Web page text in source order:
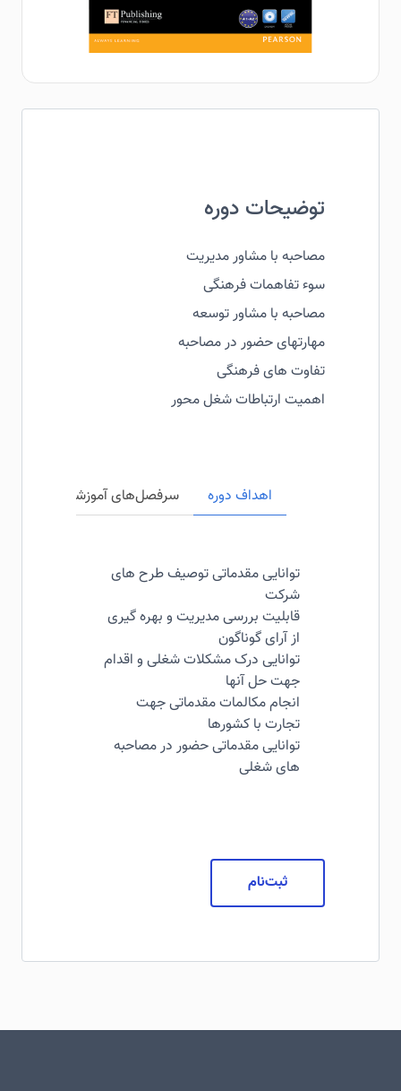
توضیحات دوره
مصاحبه با مشاور مدیریت
سوء تفاهمات فرهنگی
مصاحبه با مشاور توسعه
مهارتهای حضور در مصاحبه
تفاوت های فرهنگی
اهمیت ارتباطات شغل محور
اهداف دوره سرفصل‌های آموزشی
توانایی مقدماتی توصیف طرح های
شرکت
قابلیت بررسی مدیریت و بهره گیری
از آرای گوناگون
توانایی درک مشکلات شغلی و اقدام
جهت حل آنها
انجام مکالمات مقدماتی جهت
تجارت با کشورها
توانایی مقدماتی حضور در مصاحبه
های شغلی
ثبت‌نام